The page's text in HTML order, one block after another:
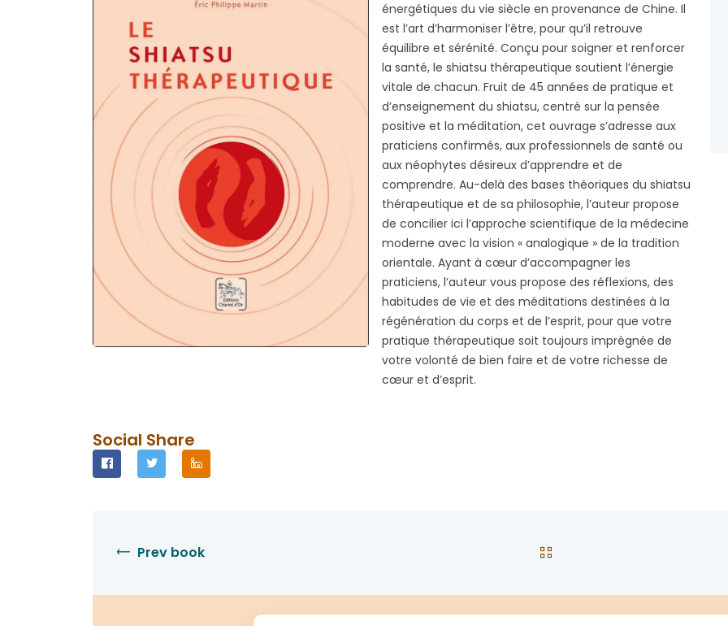
énergétiques du vie siècle en provenance de Chine. Il
est l’art d’harmoniser l’être, pour qu’il retrouve
équilibre et sérénité. Conçu pour soigner et renforcer
la santé, le shiatsu thérapeutique soutient l’énergie
vitale de chacun. Fruit de 45 années de pratique et
d’enseignement du shiatsu, centré sur la pensée
positive et la méditation, cet ouvrage s’adresse aux
praticiens confirmés, aux professionnels de santé ou
aux néophytes désireux d’apprendre et de
comprendre. Au-delà des bases théoriques du shiatsu
thérapeutique et de sa philosophie, l’auteur propose
de concilier ici l’approche scientifique de la médecine
moderne avec la vision « analogique » de la tradition
orientale. Ayant à cœur d’accompagner les
praticiens, l’auteur vous propose des réflexions, des
habitudes de vie et des méditations destinées à la
régénération du corps et de l’esprit, pour que votre
pratique thérapeutique soit toujours imprégnée de
votre volonté de bien faire et de votre richesse de
cœur et d’esprit.
Social Share
Prev book